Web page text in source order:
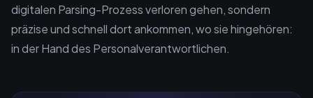
digitalen Parsing-Prozess verloren gehen, sondern
präzise und schnell dort ankommen, wo sie hingehören:
in der Hand des Personalverantwortlichen.